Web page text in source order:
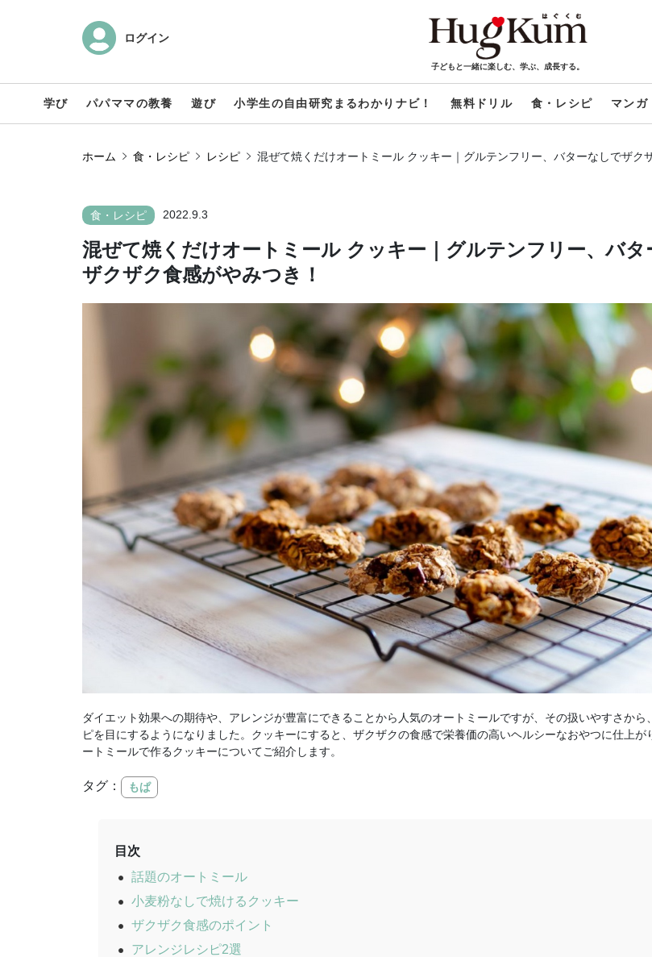
ログイン
子どもと一緒に楽しむ、学ぶ、成長する。
学び パパママの教養 遊び 小学生の自由研究まるわかりナビ！ 無料ドリル 食・レシピ マンガ
ホーム 食・レシピ レシピ 混ぜて焼くだけオートミール クッキー｜グルテンフリー、バターなしでザク
食・レシピ 2022.9.3
混ぜて焼くだけオートミール クッキー｜グルテンフリー、バタ
ザクザク食感がやみつき！
ダイエット効果への期待や、アレンジが豊富にできることから人気のオートミールですが、その扱いやすさから
ピを目にするようになりました。クッキーにすると、ザクザクの食感で栄養価の高いヘルシーなおやつに仕上が
ートミールで作るクッキーについてご紹介します。
タグ： もぱ
目次
話題のオートミール
小麦粉なしで焼けるクッキー
ザクザク食感のポイント
アレンジレシピ2選